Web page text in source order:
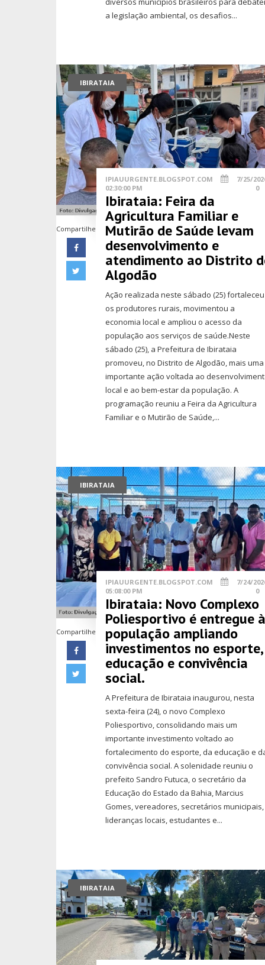
a legislação ambiental, os desafios...
IBIRATAIA
Compartilhe
IPIAUURGENTE.BLOGSPOT.COM
7/25/
02:30:00 PM
0
Ibirataia: Feira da
Agricultura Familiar e
Mutirão de Saúde levam
desenvolvimento e
atendimento ao Distrito
Algodão
Ação realizada neste sábado (25) fortaleceu
os produtores rurais, movimentou a
economia local e ampliou o acesso da
população aos serviços de saúde.Neste
sábado (25), a Prefeitura de Ibirataia
promoveu, no Distrito de Algodão, mais uma
importante ação voltada ao
local e ao bem-estar da população. A
programação reuniu a Feira da Agricultura
Familiar e o Mutirão de Saúde,...
IBIRATAIA
Compartilhe
IPIAUURGENTE.BLOGSPOT.COM
7/24/
05:08:00 PM
0
Ibirataia: Novo Complexo
Poliesportivo é entregue
população ampliando
investimentos no esporte,
educação e convivência
social.
A Prefeitura de Ibirataia inaugurou, nesta
sexta-feira (24), o novo Complexo
Poliesportivo, consolidando mais um
importante investimento voltado ao
fortalecimento do esporte, da educação e
convivência social. A solenidade reuniu o
prefeito Sandro Futuca, o secretário da
Educação do Estado da Bahia, Marcius
Gomes, vereadores, secretários municipais,
lideranças locais, estudantes e...
IBIRATAIA